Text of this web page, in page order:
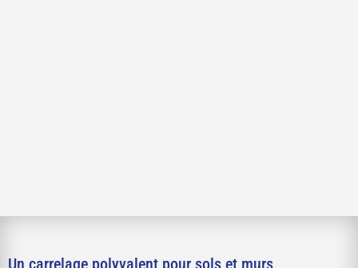
Un carrelage polyvalent pour sols et murs